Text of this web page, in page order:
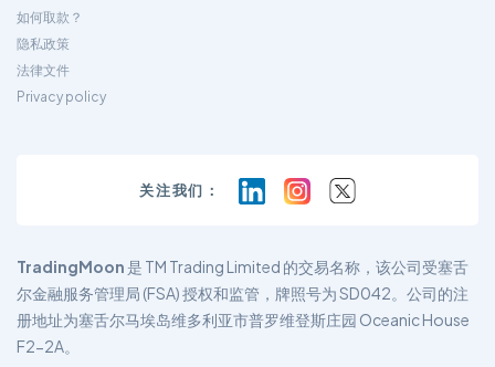
如何取款？
隐私政策
法律文件
Privacy policy
关注我们：
TradingMoon 是 TM Trading Limited 的交易名称，该公司受塞舌
尔金融服务管理局 (FSA) 授权和监管，牌照号为 SD042。公司的注
册地址为塞舌尔马埃岛维多利亚市普罗维登斯庄园 Oceanic House
F2-2A。